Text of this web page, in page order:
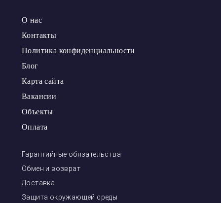
О нас
Контакты
Политика конфиденциальности
Блог
Карта сайта
Вакансии
Объекты
Оплата
Гарантийные обязательства
Обмен и возврат
Доставка
Защита окружающей среды